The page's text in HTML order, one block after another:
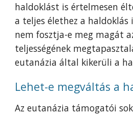
haldoklást is értelmesen
a teljes élethez a haldoklás
nem fosztja-e meg magát
teljességének
eutanázia által kikerüli a
Lehet-e megváltás a
Az eutanázia támogatói